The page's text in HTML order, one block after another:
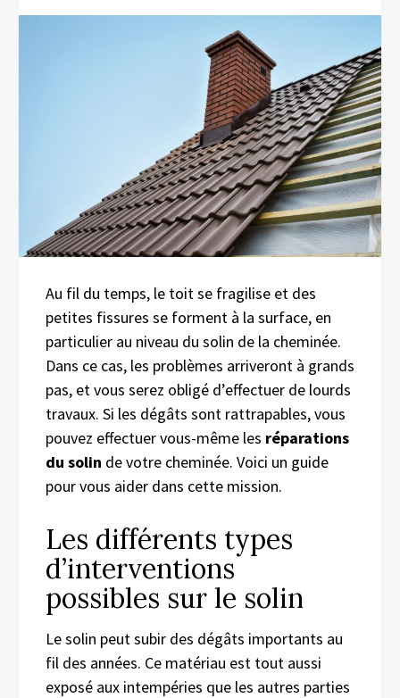
Au fil du temps, le toit se fragilise et des
petites fissures se forment à la surface, en
particulier au niveau du solin de la cheminée.
Dans ce cas, les problèmes arriveront à grands
pas, et vous serez obligé d’effectuer de lourds
travaux. Si les dégâts sont rattrapables, vous
pouvez effectuer vous-même les réparations
du solin de votre cheminée. Voici un guide
pour vous aider dans cette mission.
Les différents types
d’interventions
possibles sur le solin
Le solin peut subir des dégâts importants au
fil des années. Ce matériau est tout aussi
exposé aux intempéries que les autres parties